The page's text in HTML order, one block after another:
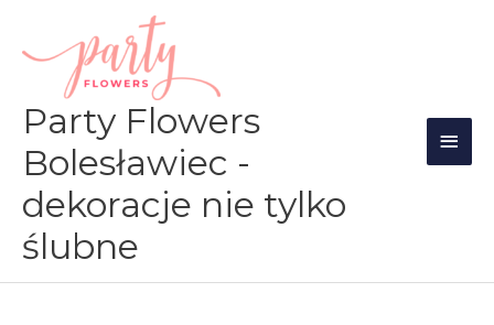
treści
Party Flowers
Bolesławiec -
dekoracje nie tylko
ślubne